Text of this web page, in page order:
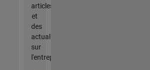
articles
et
des
actualités
sur
l'entreprise.